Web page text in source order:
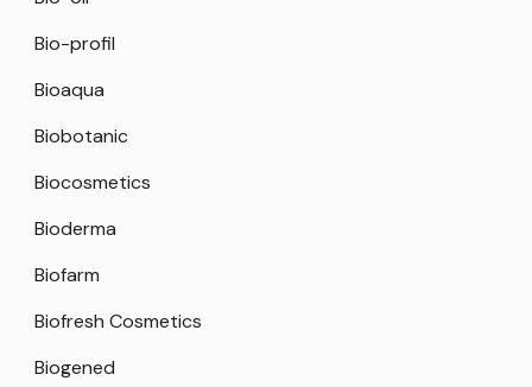
Bio-profil
Bioaqua
Biobotanic
Biocosmetics
Bioderma
Biofarm
Biofresh Cosmetics
Biogened